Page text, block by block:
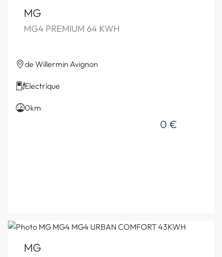
MG
MG4 PREMIUM 64 KWH
de Willermin Avignon
Electrique
0km
0 €
MG